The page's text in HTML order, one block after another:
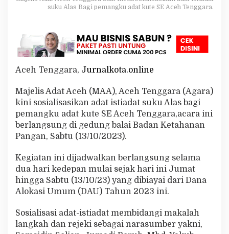
A
t
s
i
d
a
S
u
A
a
s
b
g
P
suku Alas Bagi pemangku adat kute SE Aceh Tenggara.
Aceh Tenggara, Jurnalkota.online
Majelis Adat Aceh (MAA), Aceh Tenggara (Agara)
kini sosialisasikan adat istiadat suku Alas bagi
pemangku adat kute SE Aceh Tenggara,acara ini
berlangsung di gedung balai Badan Ketahanan
Pangan, Sabtu (13/10/2023).
Kegiatan ini dijadwalkan berlangsung selama
dua hari kedepan mulai sejak hari ini Jumat
hingga Sabtu (13/10/23) yang dibiayai dari Dana
Alokasi Umum (DAU) Tahun 2023 ini.
Sosialisasi adat-istiadat membidangi makalah
langkah dan rejeki sebagai narasumber yakni,